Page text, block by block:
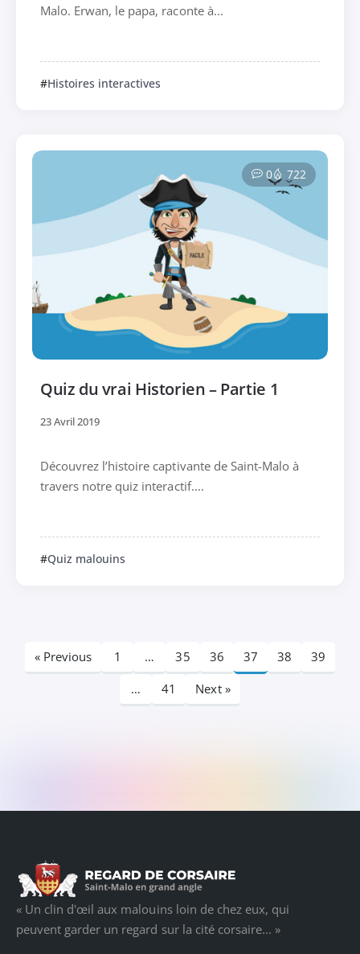
Malo. Erwan, le papa, raconte à...
Histoires interactives
0 722
Quiz du vrai Historien – Partie 1
23 Avril 2019
Découvrez l’histoire captivante de Saint-Malo à
travers notre quiz interactif....
Quiz malouins
« Previous 1 … 35 36 37 38
39
…
41 Next »
« Un clin d'œil aux malouins loin de chez eux, qui
peuvent garder un regard sur la cité corsaire... »